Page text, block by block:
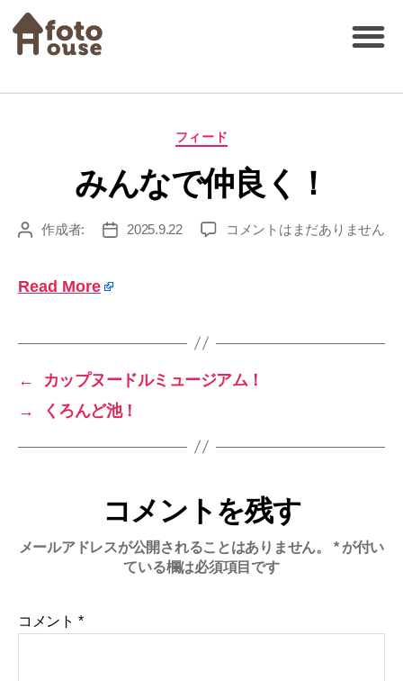
フィード
みんなで仲良く！
作成者: 2025.9.22 コメントはまだありません
Read More
←
カップヌードルミュージアム！
→
くろんど池！
コメントを残す
メールアドレスが公開されることはありません。 *が付い
ている欄は必須項目です
コメント *